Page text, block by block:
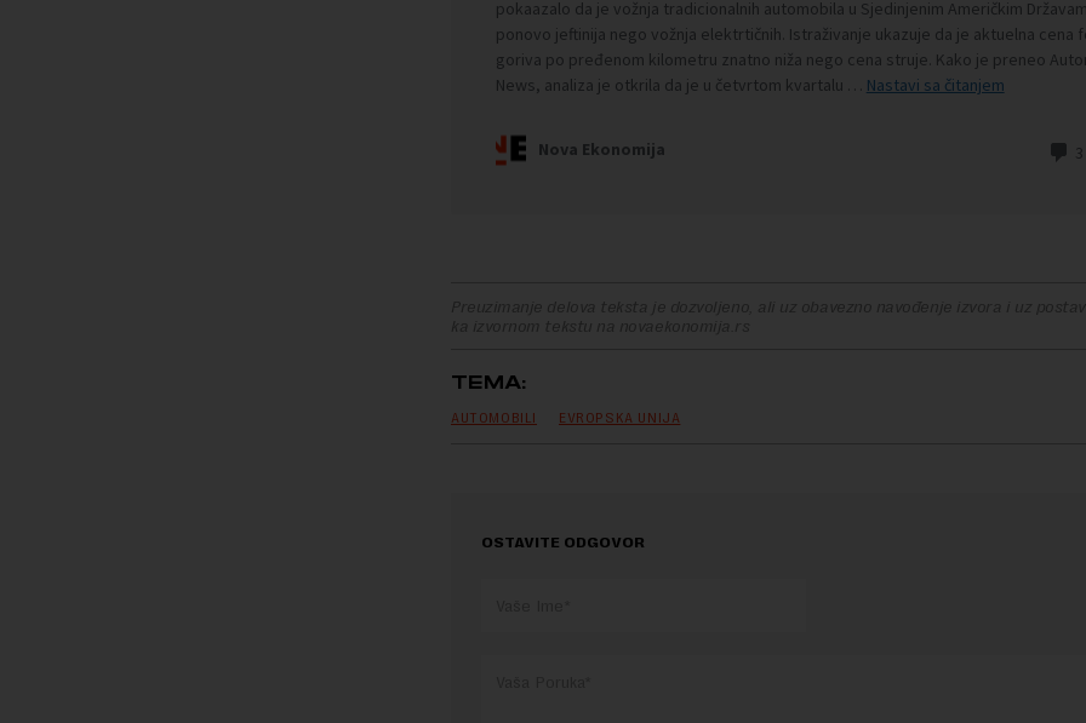
Preuzimanje delova teksta je dozvoljeno, ali uz obavezno navođenje izvora i uz
ka izvornom tekstu na novaekonomija.rs
TEMA:
AUTOMOBILI EVROPSKA UNIJA
OSTAVITE ODGOVOR